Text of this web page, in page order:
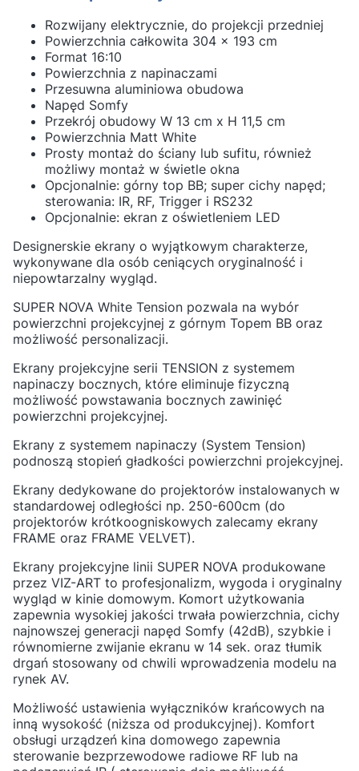
Rozwijany elektrycznie, do projekcji przedniej
Powierzchnia całkowita 304 x 193 cm
Format 16:10
Powierzchnia z napinaczami
Przesuwna aluminiowa obudowa
Napęd Somfy
Przekrój obudowy W 13 cm x H 11,5 cm
Powierzchnia Matt White
Prosty montaż do ściany lub sufitu, również
możliwy montaż w świetle okna
Opcjonalnie: górny top BB; super cichy napęd;
sterowania: IR, RF, Trigger i RS232
Opcjonalnie: ekran z oświetleniem LED
Designerskie ekrany o wyjątkowym charakterze,
wykonywane dla osób ceniących oryginalność i
niepowtarzalny wygląd.
SUPER NOVA White Tension pozwala na wybór
powierzchni projekcyjnej z górnym Topem BB oraz
możliwość personalizacji.
Ekrany projekcyjne serii TENSION z systemem
napinaczy bocznych, które eliminuje fizyczną
możliwość powstawania bocznych zawinięć
powierzchni projekcyjnej.
Ekrany z systemem napinaczy (System Tension)
podnoszą stopień gładkości powierzchni projekcyjnej.
Ekrany dedykowane do projektorów instalowanych w
standardowej odległości np. 250-600cm (do
projektorów krótkoogniskowych zalecamy ekrany
FRAME oraz FRAME VELVET).
Ekrany projekcyjne linii SUPER NOVA produkowane
przez VIZ-ART to profesjonalizm, wygoda i oryginalny
wygląd w kinie domowym. Komort użytkowania
zapewnia wysokiej jakości trwała powierzchnia, cichy
najnowszej generacji napęd Somfy (42dB), szybkie i
równomierne zwijanie ekranu w 14 sek. oraz tłumik
drgań stosowany od chwili wprowadzenia modelu na
rynek AV.
Możliwość ustawienia wyłączników krańcowych na
inną wysokość (niższa od produkcyjnej). Komfort
obsługi urządzeń kina domowego zapewnia
sterowanie bezprzewodowe radiowe RF lub na